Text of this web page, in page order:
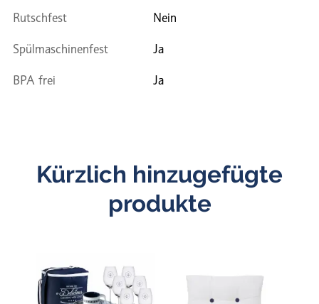
Rutschfest Nein
Spülmaschinenfest Ja
BPA frei Ja
Kürzlich hinzugefügte
produkte